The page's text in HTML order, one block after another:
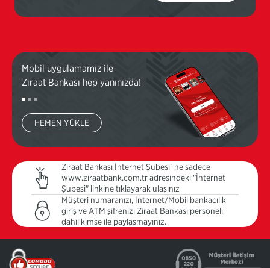
Mobil uygulamamız ile
Ziraat Bankası hep yanınızda!
HEMEN YÜKLE
Ziraat Bankası İnternet Şubesi´ne sadece
www.ziraatbank.com.tr adresindeki "İnternet
Şubesi" linkine tıklayarak ulaşınız
Müşteri numaranızı, İnternet/Mobil bankacılık
giriş ve ATM şifrenizi Ziraat Bankası personeli
dahil kimse ile paylaşmayınız.